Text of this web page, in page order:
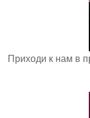
Приходи к нам в